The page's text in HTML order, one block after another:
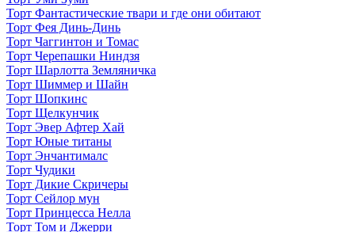
Торт Фантастические твари и где они обитают
Торт Фея Динь-Динь
Торт Чаггинтон и Томас
Торт Черепашки Ниндзя
Торт Шарлотта Земляничка
Торт Шиммер и Шайн
Торт Шопкинс
Торт Щелкунчик
Торт Эвер Афтер Хай
Торт Юные титаны
Торт Энчантималс
Торт Чудики
Торт Дикие Скричеры
Торт Сейлор мун
Торт Принцесса Нелла
Торт Том и Джерри